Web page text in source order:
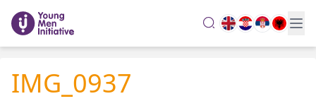
search
IMG_0937